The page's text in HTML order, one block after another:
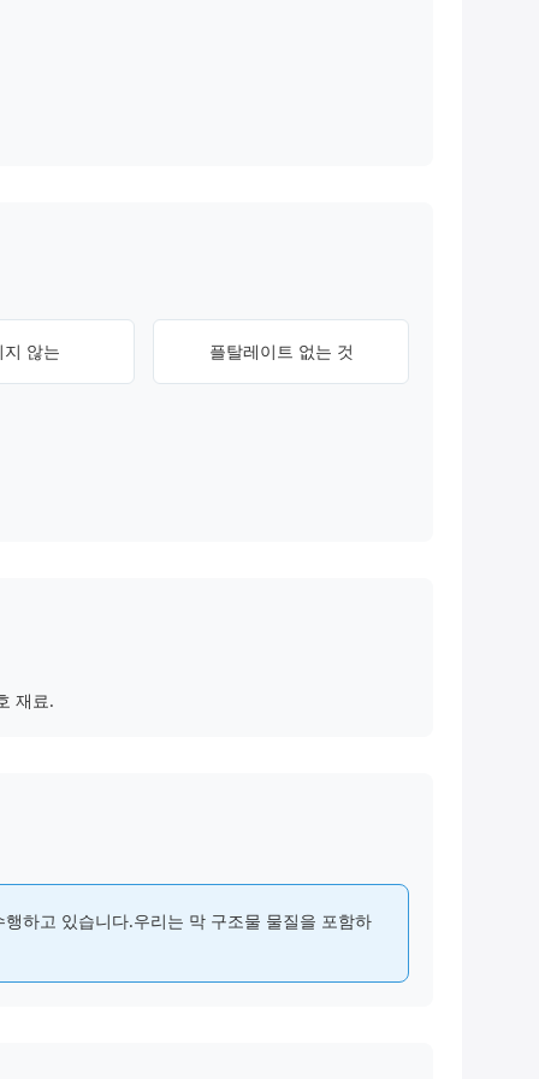
않는 플탈레이트 없는 것
재료.
하고 있습니다.우리는 막 구조물 물질을 포함하